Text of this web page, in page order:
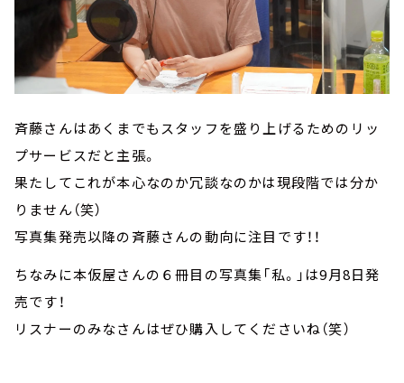
斉藤さんはあくまでもスタッフを盛り上げるためのリッ
プサービスだと主張。
果たしてこれが本心なのか冗談なのかは現段階では分か
りません（笑）
写真集発売以降の斉藤さんの動向に注目です！！
ちなみに本仮屋さんの６冊目の写真集「私。」は9月8日発
売です！
リスナーのみなさんはぜひ購入してくださいね（笑）